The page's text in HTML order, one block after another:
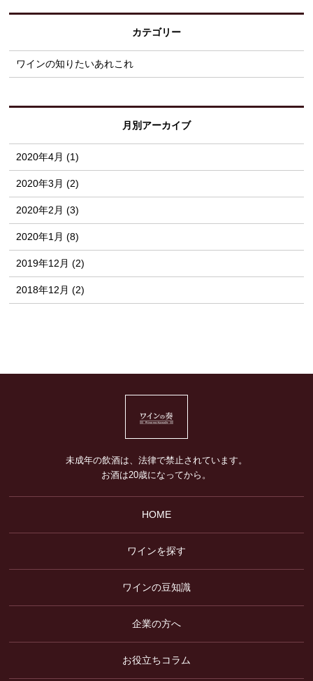
カテゴリー
ワインの知りたいあれこれ
月別アーカイブ
2020年4月 (1)
2020年3月 (2)
2020年2月 (3)
2020年1月 (8)
2019年12月 (2)
2018年12月 (2)
未成年の飲酒は、法律で禁止されています。
お酒は20歳になってから。
HOME
ワインを探す
ワインの豆知識
企業の方へ
お役立ちコラム